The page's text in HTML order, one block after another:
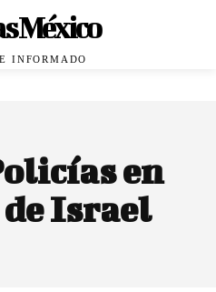
México
INFORMADO
en
Israel